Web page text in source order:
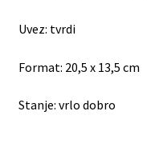
Uvez: tvrdi
Format: 20,5 x 13,5 cm
Stanje: vrlo dobro